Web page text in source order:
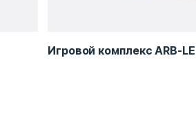
Игровой комплекс ARB-